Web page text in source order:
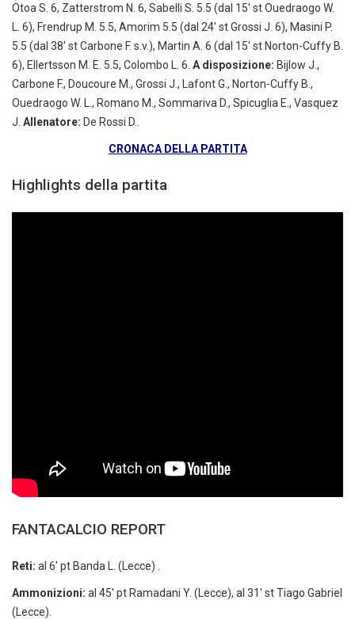
Otoa S. 6, Zatterstrom N. 6, Sabelli S. 5.5 (dal 15′ st Ouedraogo W.
L. 6), Frendrup M. 5.5, Amorim 5.5 (dal 24′ st Grossi J. 6), Masini P.
5.5 (dal 38′ st Carbone F. s.v.), Martin A. 6 (dal 15′ st Norton-Cuffy B.
6), Ellertsson M. E. 5.5, Colombo L. 6. A disposizione: Bijlow J.,
Carbone F., Doucoure M., Grossi J., Lafont G., Norton-Cuffy B.,
Ouedraogo W. L., Romano M., Sommariva D., Spicuglia E., Vasquez
J. Allenatore: De Rossi D..
CRONACA DELLA PARTITA
Highlights della partita
FANTACALCIO REPORT
Reti: al 6′ pt Banda L. (Lecce) .
Ammonizioni: al 45′ pt Ramadani Y. (Lecce), al 31′ st Tiago Gabriel
(Lecce).